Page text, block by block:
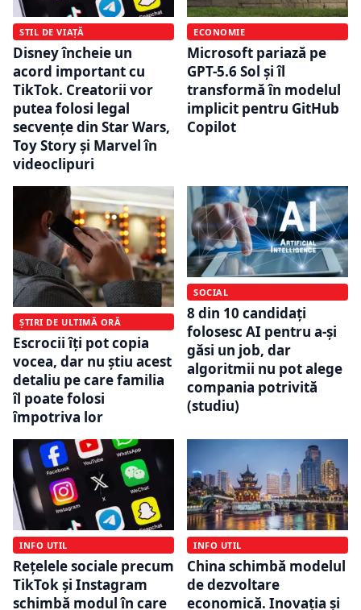
STIL DE VIAȚĂ
Disney încheie un
acord important cu
TikTok. Creatorii vor
putea folosi legal
secvențe din Star Wars,
Toy Story și Marvel în
videoclipuri
ECONOMIE
Microsoft pariază pe
GPT-5.6 Sol și îl
transformă în modelul
implicit pentru GitHub
Copilot
ȘTIRI DE ULTIMĂ ORĂ
Escrocii îți pot copia
vocea, dar nu știu acest
detaliu pe care familia
îl poate folosi
împotriva lor
SOCIAL
8 din 10 candidați
folosesc AI pentru a-și
găsi un job, dar
algoritmii nu pot alege
compania potrivită
(studiu)
INFO UTIL
Rețelele sociale precum
TikTok și Instagram
schimbă modul în care
INFO UTIL
China schimbă modelul
de dezvoltare
economică. Inovația și